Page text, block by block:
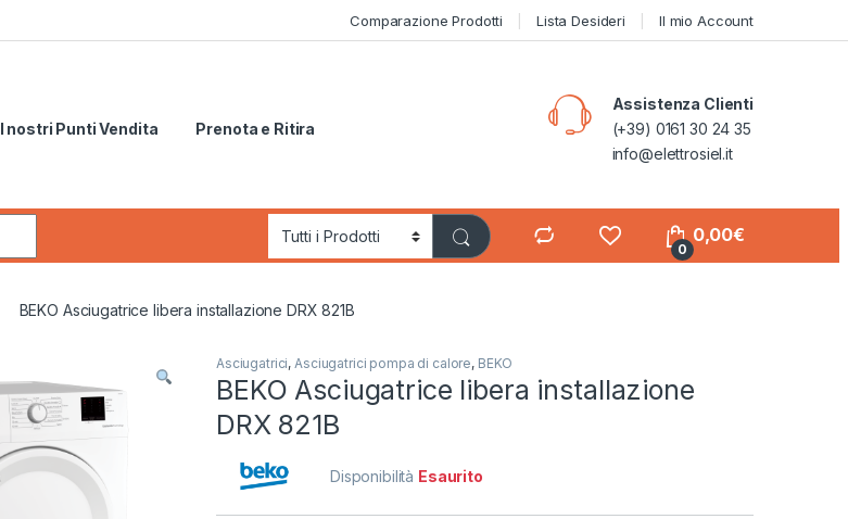
Comparazione Prodotti Lista Desideri Il mio Account
I nostri Punti Vendita Prenota e Ritira
Assistenza Clienti
(+39) 0161 30 24 35
info@elettrosiel.it
0
0,00€
BEKO Asciugatrice libera installazione DRX 821B
Asciugatrici, Asciugatrici pompa di calore, BEKO
BEKO Asciugatrice libera installazione
DRX 821B
Disponibilità Esaurito